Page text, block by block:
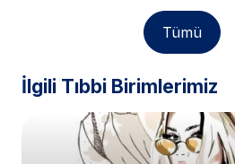
Tümü
İlgili Tıbbi Birimlerimiz